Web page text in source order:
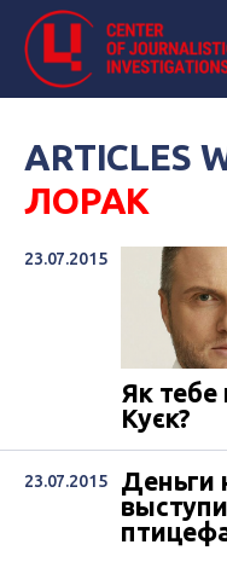
ARTICLES
ЛОРАК
23.07.2015
Як тебе
Куєк?
23.07.2015
Деньги